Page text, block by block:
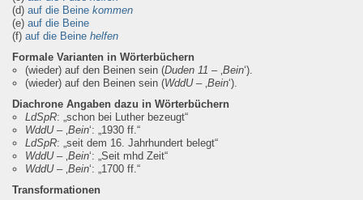
(d) auf die Beine kommen
(e) auf die Beine
(f) auf die Beine helfen
Formale Varianten in Wörterbüchern
(wieder) auf den Beinen sein (Duden 11 – ‚Bein‘).
(wieder) auf den Beinen sein (WddU– ‚Bein‘).
Diachrone Angaben dazu in Wörterbüchern
LdSpR: „schon bei Luther bezeugt“
WddU– ‚Bein‘: „1930 ff.“
LdSpR: „seit dem 16. Jahrhundert belegt“
WddU– ‚Bein‘: „Seit mhd Zeit“
WddU– ‚Bein‘: „1700 ff.“
Transformationen